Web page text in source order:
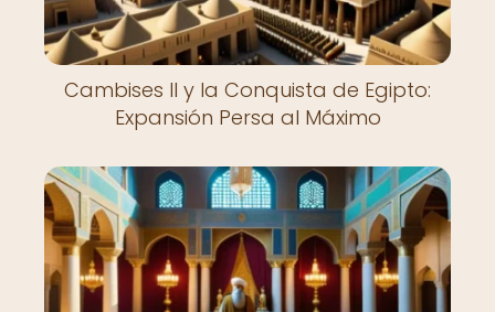
Cambises II y la Conquista de Egipto:
Expansión Persa al Máximo